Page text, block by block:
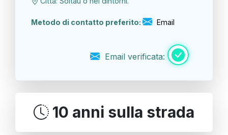
Metodo di contatto preferito: Email
Email verificata:
10 anni sulla strada